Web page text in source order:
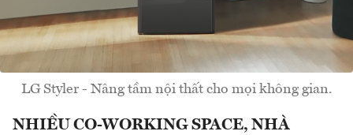
LG Styler - Nâng tầm nội thất cho mọi không gian.
NHIỀU CO-WORKING SPACE, NHÀ